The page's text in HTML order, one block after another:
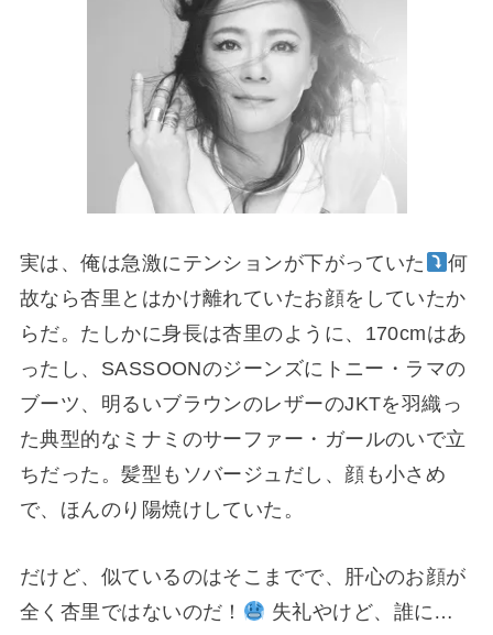
実は、俺は急激にテンションが下がっていた
何
故なら杏里とはかけ離れていたお顔をしていたか
らだ。たしかに身長は杏里のように、170cmはあ
ったし、SASSOONのジーンズにトニー・ラマの
ブーツ、明るいブラウンのレザーのJKTを羽織っ
た典型的なミナミのサーファー・ガールのいで立
ちだった。髪型もソバージュだし、顔も小さめ
で、ほんのり陽焼けしていた。
だけど、似ているのはそこまでで、肝心のお顔が
全く杏里ではないのだ！
失礼やけど、誰に…